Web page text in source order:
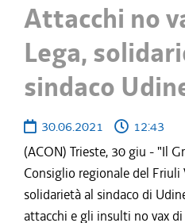
Attacchi no
Lega,
sindaco
30.06.2021
12:43
(ACON) Trieste, 30 giu - "Il
Consiglio regionale del Friuli
solidarietà al sindaco di
attacchi e gli insulti no vax